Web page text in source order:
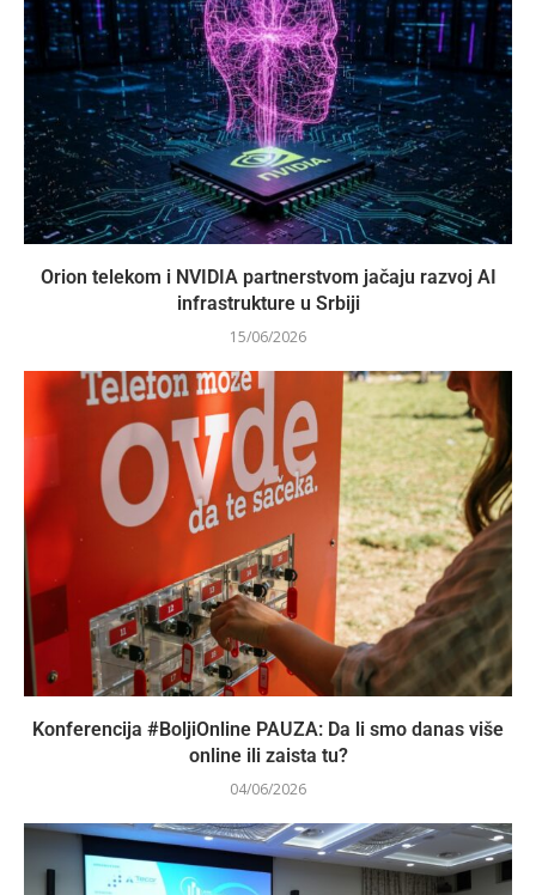
Orion telekom i NVIDIA partnerstvom jačaju razvoj AI
infrastrukture u Srbiji
15/06/2026
Konferencija #BoljiOnline PAUZA: Da li smo danas više
online ili zaista tu?
04/06/2026